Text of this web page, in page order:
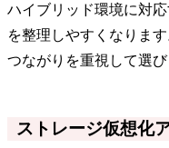
ハイブリッド環境に対
を整理しやすくなりま
つながりを重視して選び
ストレージ仮想化